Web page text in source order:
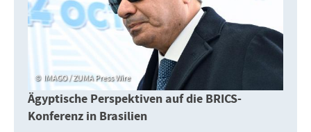
IMAGO / ZUMA Press Wire
Ägyptische Perspektiven auf die BRICS-
Konferenz in Brasilien